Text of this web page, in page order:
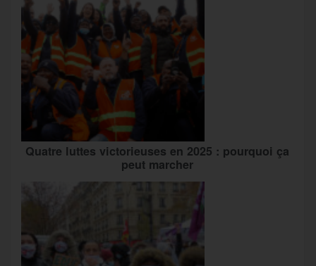
Quatre luttes victorieuses en 2025 : pourquoi ça
peut marcher